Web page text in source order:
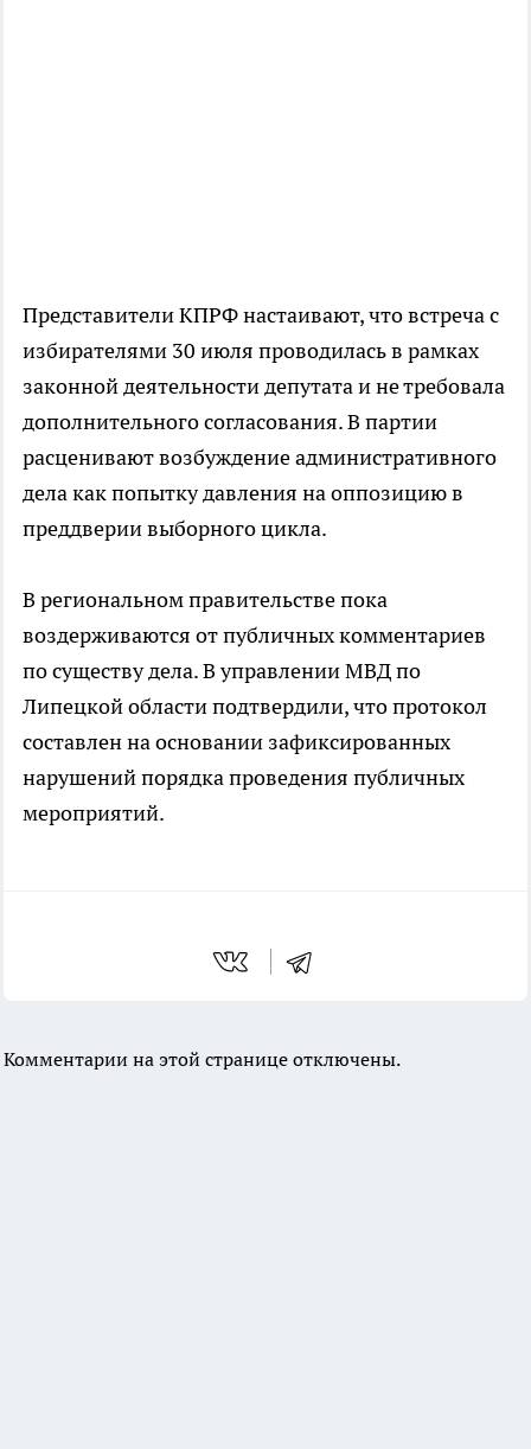
Представители КПРФ настаивают, что встреча с
избирателями 30 июля проводилась в рамках
законной деятельности депутата и не требовала
дополнительного согласования. В партии
расценивают возбуждение административного
дела как попытку давления на оппозицию в
преддверии выборного цикла.
В региональном правительстве пока
воздерживаются от публичных комментариев
по существу дела. В управлении МВД по
Липецкой области подтвердили, что протокол
составлен на основании зафиксированных
нарушений порядка проведения публичных
мероприятий.
Комментарии на этой странице отключены.